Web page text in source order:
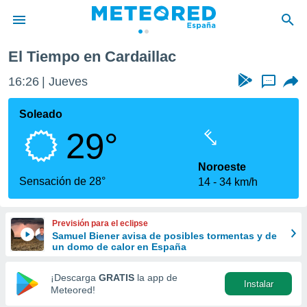
de
por
que se
calidad.
a este
las
y
forma
digital
basada
El Tiempo en Cardaillac
16:26 Jueves ...
Soleado
29°
Sensación de 28°
Noroeste
14
34 km/h
Previsión para el eclipse
Samuel Biener avisa de posibles tormentas y de
un domo de calor en España
¡Descarga GRATIS la app de
Meteored!
Instalar